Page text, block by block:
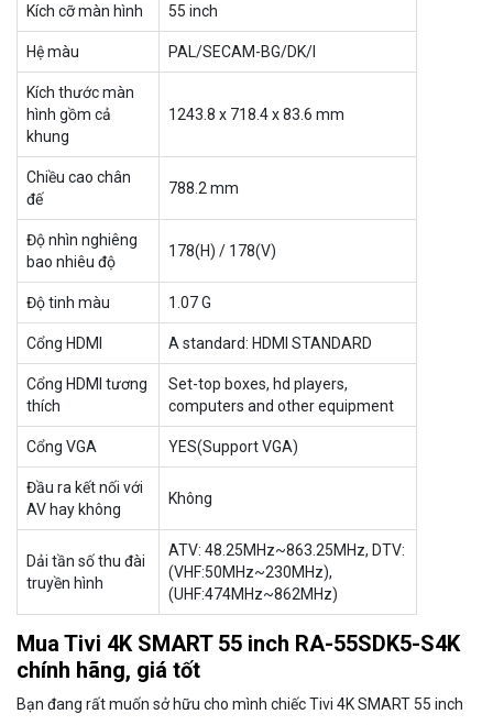
Kích cỡ màn hình 55 inch
Hệ màu PAL/SECAM-BG/DK/I
Kích thước màn
hình gồm cả
khung
1243.8 x 718.4 x 83.6 mm
Chiều cao chân
đế
788.2 mm
Độ nhìn nghiêng
bao nhiêu độ
178(H) / 178(V)
Độ tinh màu 1.07 G
Cổng HDMI A standard: HDMI STANDARD
Cổng HDMI tương
thích
Set-top boxes, hd players,
computers and other equipment
Cổng VGA YES(Support VGA)
Đầu ra kết nối với
AV hay không
Không
Dải tần số thu đài
truyền hình
ATV: 48.25MHz~863.25MHz, DTV:
(VHF:50MHz~230MHz),
(UHF:474MHz~862MHz)
Mua Tivi 4K SMART 55 inch RA-55SDK5-S4K
chính hãng, giá tốt
Bạn đang rất muốn sở hữu cho mình chiếc Tivi 4K SMART 55 inch